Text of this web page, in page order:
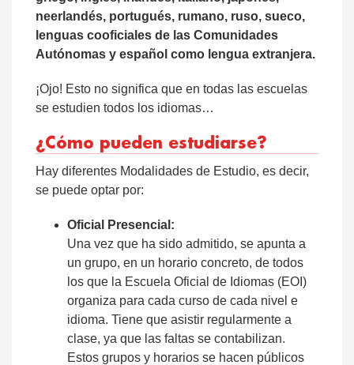
neerlandés, portugués, rumano, ruso, sueco,
lenguas cooficiales de las Comunidades
Autónomas y español como lengua extranjera.
¡Ojo! Esto no significa que en todas las escuelas
se estudien todos los idiomas…
¿Cómo pueden estudiarse?
Hay diferentes Modalidades de Estudio, es decir,
se puede optar por:
Oficial Presencial:
Una vez que ha sido admitido, se apunta a
un grupo, en un horario concreto, de todos
los que la Escuela Oficial de Idiomas (EOI)
organiza para cada curso de cada nivel e
idioma. Tiene que asistir regularmente a
clase, ya que las faltas se contabilizan.
Estos grupos y horarios se hacen públicos